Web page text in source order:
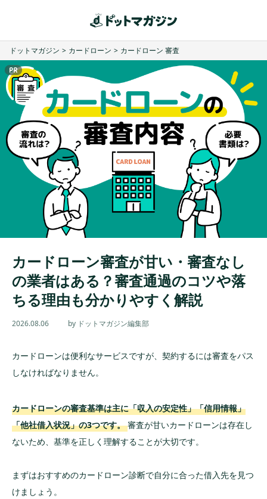
ドットマガジン > カードローン > カードローン 審査
カードローン審査が甘い・審査なし
の業者はある？審査通過のコツや落
ちる理由も分かりやすく解説
2026.08.06 by ドットマガジン編集部
カードローンは便利なサービスですが、契約するには審査をパス
しなければなりません。
カードローンの審査基準は主に「収入の安定性」「信用情報」
「他社借入状況」の3つです。審査が甘いカードローンは存在し
ないため、基準を正しく理解することが大切です。
まずはおすすめのカードローン診断で自分に合った借入先を見つ
けましょう。